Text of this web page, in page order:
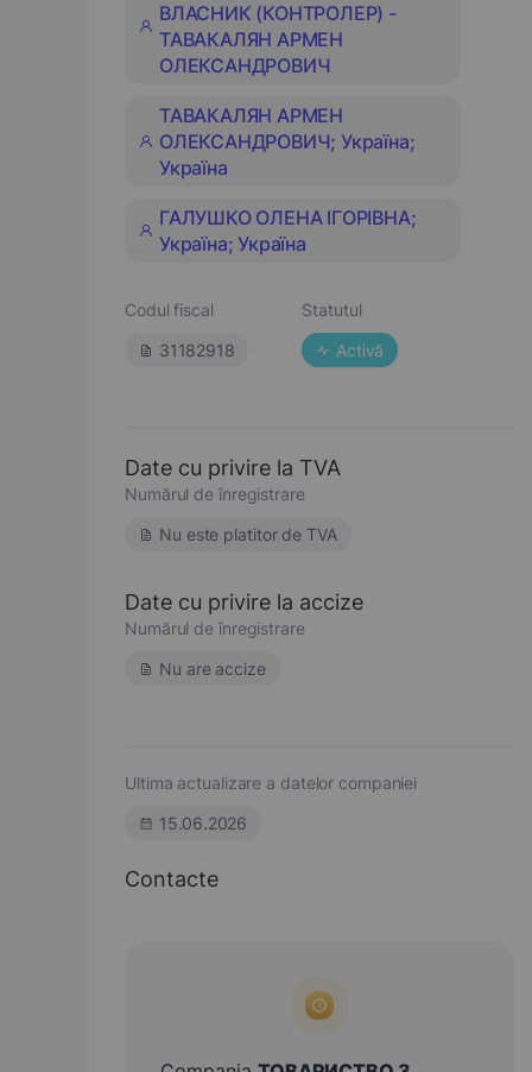
ВЛАСНИК (КОНТРОЛЕР) -
ТАВАКАЛЯН АРМЕН
ОЛЕКСАНДРОВИЧ
ТАВАКАЛЯН АРМЕН
ОЛЕКСАНДРОВИЧ; Україна;
Україна
ГАЛУШКО ОЛЕНА ІГОРІВНА;
Україна; Україна
Codul fiscal
31182918
Statutul
Activă
Date cu privire la TVA
Numărul de înregistrare
Nu este platitor de TVA
Date cu privire la accize
Numărul de înregistrare
Nu are accize
Ultima actualizare a datelor companiei
15.06.2026
Contacte